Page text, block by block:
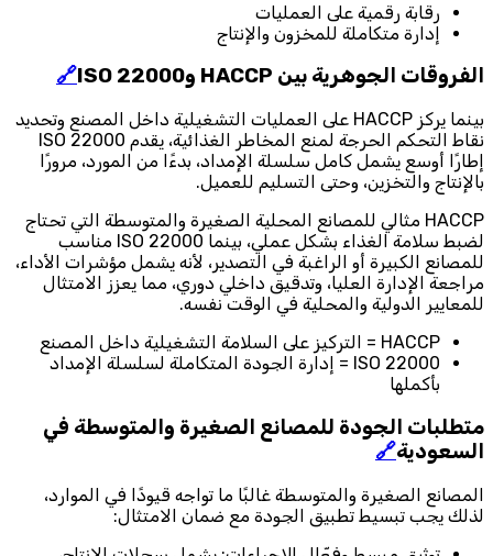
رقابة رقمية على العمليات
إدارة متكاملة للمخزون والإنتاج
الفروقات الجوهرية بين HACCP وISO 22000 🔗
بينما يركز HACCP على العمليات التشغيلية داخل المصنع وتحديد
نقاط التحكم الحرجة لمنع المخاطر الغذائية، يقدم ISO 22000
إطارًا أوسع يشمل كامل سلسلة الإمداد، بدءًا من المورد، مرورًا
بالإنتاج والتخزين، وحتى التسليم للعميل.
HACCP مثالي للمصانع المحلية الصغيرة والمتوسطة التي تحتاج
لضبط سلامة الغذاء بشكل عملي، بينما ISO 22000 مناسب
للمصانع الكبيرة أو الراغبة في التصدير، لأنه يشمل مؤشرات الأداء،
مراجعة الإدارة العليا، وتدقيق داخلي دوري، مما يعزز الامتثال
للمعايير الدولية والمحلية في الوقت نفسه.
HACCP = التركيز على السلامة التشغيلية داخل المصنع
ISO 22000 = إدارة الجودة المتكاملة لسلسلة الإمداد
بأكملها
متطلبات الجودة للمصانع الصغيرة والمتوسطة في
السعودية🔗
المصانع الصغيرة والمتوسطة غالبًا ما تواجه قيودًا في الموارد،
لذلك يجب تبسيط تطبيق الجودة مع ضمان الامتثال: